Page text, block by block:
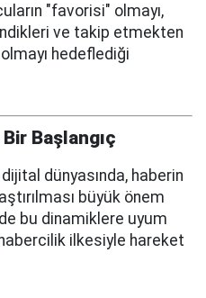
"favorisi" olmayı,
ve takip etmekten
hedeflediği
Başlangıç
dünyasında, haberin
büyük önem
bu dinamiklere uyum
ilkesiyle hareket